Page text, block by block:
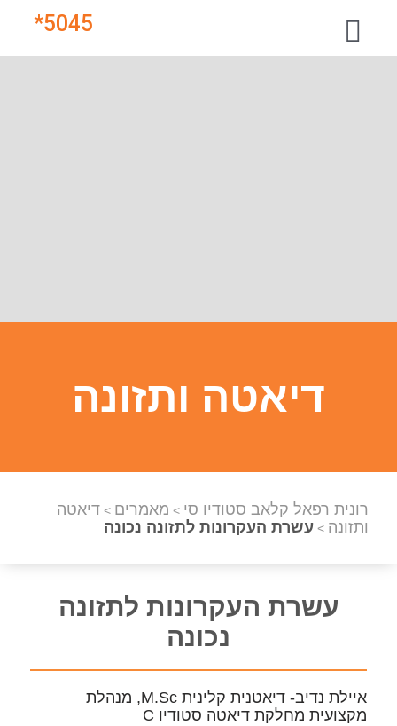
5045
*
דיאטה ותזונה
רונית רפאל קלאב סטודיו סי > מאמרים > דיאטה
ותזונה > עשרת העקרונות לתזונה נכונה
עשרת העקרונות לתזונה
נכונה
איילת נדיב- דיאטנית קלינית M.Sc, מנהלת
מקצועית מחלקת דיאטה סטודיו C